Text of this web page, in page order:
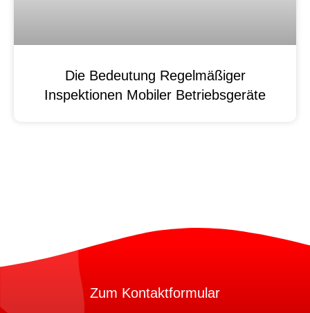
Die Bedeutung Regelmäßiger
Inspektionen Mobiler Betriebsgeräte
Zum Kontaktformular